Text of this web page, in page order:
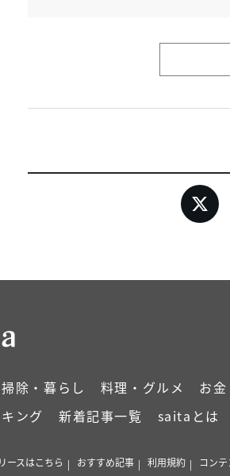
掃除・暮らし 料理・グルメ お
ング 新着記事一覧 saitaとは
ースはこちら おすすめ記事 利用規約 コン